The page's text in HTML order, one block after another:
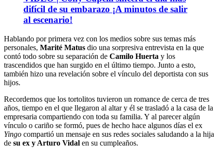
difícil de su embarazo ¡A minutos de salir
al escenario!
Hablando por primera vez con los medios sobre sus temas más
personales, Marité Matus dio una sorpresiva entrevista en la que
contó todo sobre su separación de Camilo Huerta y los
trascendidos que han surgido en el último tiempo. Junto a esto,
también hizo una revelación sobre el vínculo del deportista con sus
hijos.
Recordemos que los tortolitos tuvieron un romance de cerca de tres
años, tiempo en el que llegaron al altar y él se trasladó a la casa de la
empresaria compartiendo con toda su familia. Y al parecer algún
vínculo o cariño se formó, pues de hecho hace algunos días el ex
Yingo compartió un mensaje en sus redes sociales saludando a la hija
de su ex y Arturo Vidal en su cumpleaños.